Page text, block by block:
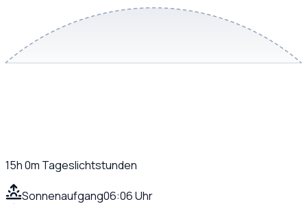
15h 0m Tageslichtstunden
Sonnenaufgang06:06 Uhr